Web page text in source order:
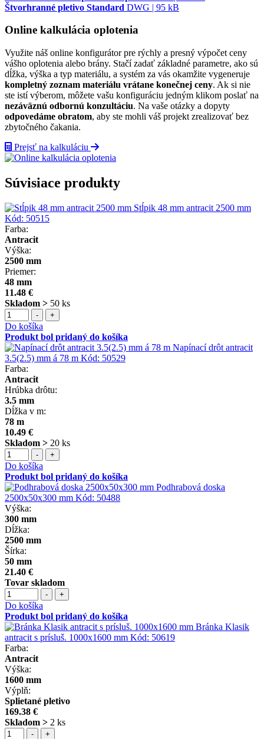
Štvorhranné pletivo Standard DWG | 95 kB
Online kalkulácia oplotenia
Využite náš online konfigurátor pre rýchly a presný výpočet ceny
vášho oplotenia alebo brány. Stačí zadať základné parametre, ako sú
dĺžka, výška a typ materiálu, a systém za vás okamžite vygeneruje
kompletný zoznam materiálu vrátane konečnej ceny. Ak si nie
ste istí výberom, môžete vašu konfiguráciu jedným klikom poslať na
nezáväznú odbornú konzultáciu. Na vaše otázky a dopyty
odpovedáme obratom, aby ste mohli váš projekt zrealizovať bez
zbytočného čakania.
Prejsť na kalkuláciu
Súvisiace produkty
Stĺpik 48 mm antracit 2500 mm
Kód: 50515
Farba:
Antracit
Výška:
2500 mm
Priemer:
48 mm
11.48 €
Skladom > 50 ks
- +
Do košíka
Produkt bol pridaný do košíka
Napínací drôt antracit
3.5(2.5) mm á 78 m Kód: 50529
Farba:
Antracit
Hrúbka drôtu:
3.5 mm
Dĺžka v m:
78 m
10.49 €
Skladom > 20 ks
- +
Do košíka
Produkt bol pridaný do košíka
Podhrabová doska
2500x50x300 mm Kód: 50488
Výška:
300 mm
Dĺžka:
2500 mm
Šírka:
50 mm
21.40 €
Tovar skladom
- +
Do košíka
Produkt bol pridaný do košíka
Bránka Klasik
antracit s prísluš. 1000x1600 mm Kód: 50619
Farba:
Antracit
Výška:
1600 mm
Výplň:
Splietané pletivo
169.38 €
Skladom > 2 ks
- +